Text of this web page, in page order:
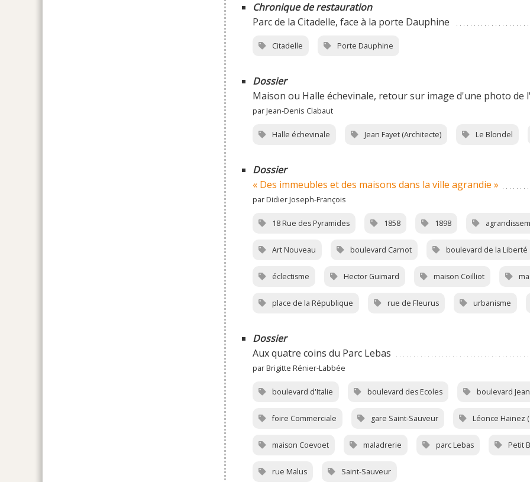
Chronique de restauration
Parc de la Citadelle, face à la porte Dauphine
Citadelle Porte Dauphine
Dossier
Maison ou Halle échevinale, retour sur image d'une photo de
par Jean-Denis Clabaut
Halle échevinale Jean Fayet (Architecte) Le Blondel
Dossier
« Des immeubles et des maisons dans la ville agrandie »
par Didier Joseph-François
18 Rue des Pyramides 1858 1898
Art Nouveau boulevard Carnot boulevard de la Liberté
éclectisme Hector Guimard maison Coilliot
place de la République rue de Fleurus urbanisme
Dossier
Aux quatre coins du Parc Lebas
par Brigitte Rénier-Labbée
boulevard d'Italie boulevard des Ecoles boulevard
foire Commerciale gare Saint-Sauveur Léonce Hainez
maison Coevoet maladrerie parc Lebas Petit
rue Malus Saint-Sauveur